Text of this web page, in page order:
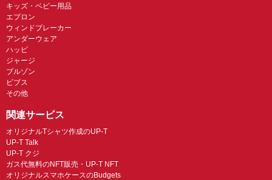
キッズ・ベビー用品
エプロン
ウィンドブレーカー
アンダーウェア
ハッピ
ジャージ
ブルゾン
ビブス
その他
関連サービス
オリジナルTシャツ作成のUP-T
UP-T Talk
UP-T クジ
ガス代無料のNFT販売・UP-T NFT
オリジナルスマホケースのBudgets